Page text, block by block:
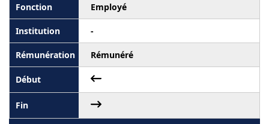
Employé
-
Rémunéré